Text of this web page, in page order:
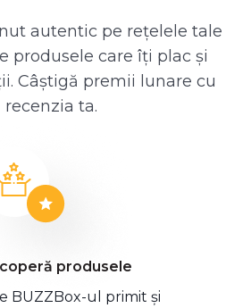
autentic pe rețelele tale
produsele care îți plac și
Câștigă premii lunare cu
recenzia ta.
produsele
BUZZBox-ul primit și